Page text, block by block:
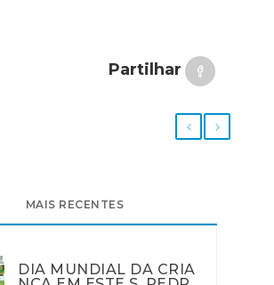
Partilhar
MAIS RECENTES
DIA MUNDIAL DA CRIA